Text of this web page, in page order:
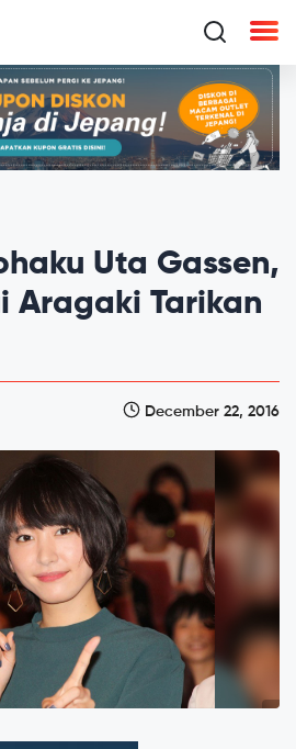
Uta Gassen,
Aragaki Tarikan
December 22, 2016